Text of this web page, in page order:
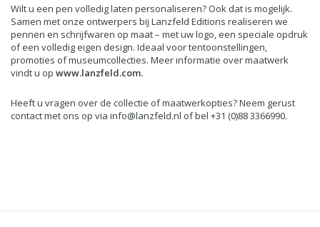
Wilt u een pen volledig laten personaliseren? Ook dat is mogelijk.
Samen met onze ontwerpers bij Lanzfeld Editions realiseren we
pennen en schrijfwaren op maat – met uw logo, een speciale opdruk
of een volledig eigen design. Ideaal voor tentoonstellingen,
promoties of museumcollecties. Meer informatie over maatwerk
vindt u op www.lanzfeld.com.
Heeft u vragen over de collectie of maatwerkopties? Neem gerust
contact met ons op via info@lanzfeld.nl of bel +31 (0)88 3366990.